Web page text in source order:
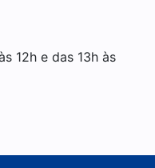
12h e das 13h às